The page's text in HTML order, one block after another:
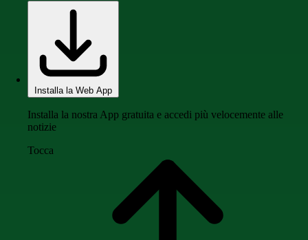
Installa la Web App
Installa la nostra App gratuita e accedi più velocemente alle
notizie
Tocca